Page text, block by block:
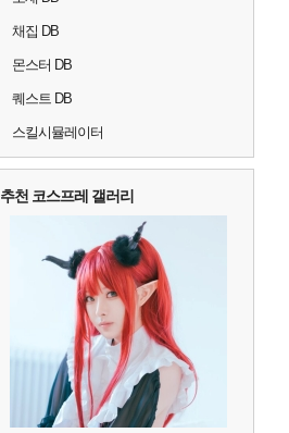
채집 DB
몬스터 DB
퀘스트 DB
스킬시뮬레이터
추천 코스프레 갤러리